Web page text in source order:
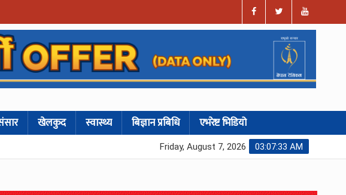
खेलकुद स्वास्थ्य बिज्ञान प्रबिधि एभरेष्ट भिडियो
03:07:35 AM
Friday, August 7, 2026